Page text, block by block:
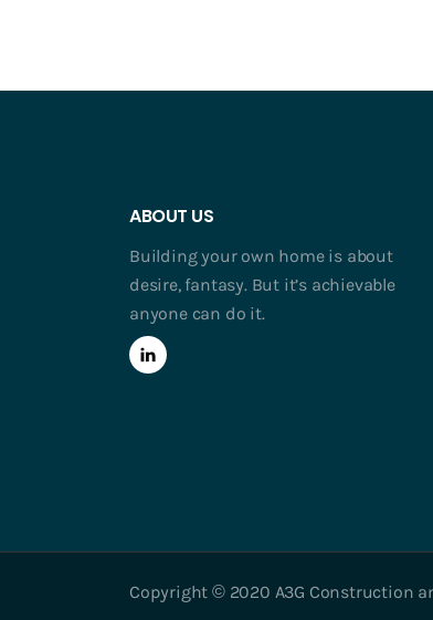
ABOUT US
Building your own home is about
desire, fantasy. But it’s achievable
anyone can do it.
Copyright © 2020 A3G Construction